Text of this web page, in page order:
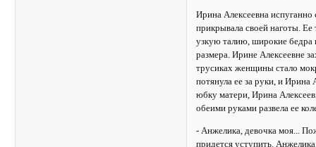
Ирина Алексеевна
прикрывала своей наготы.
узкую талию, широкие бедра
размера. Ирине Алексеевне
трусиках женщины стало
потянула ее за руки, и Ирина
юбку матери, Ирина
обеими руками развела ее
- Анжелика, девочка моя...
придется уступить.